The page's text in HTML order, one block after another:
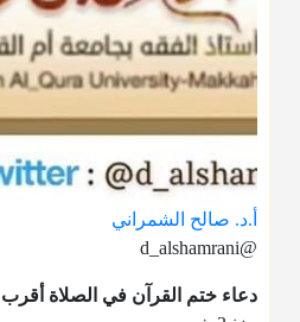
أ.د. صالح الشمراني
@d_alshamrani
دعاء ختم القرآن في الصلاة أقرب